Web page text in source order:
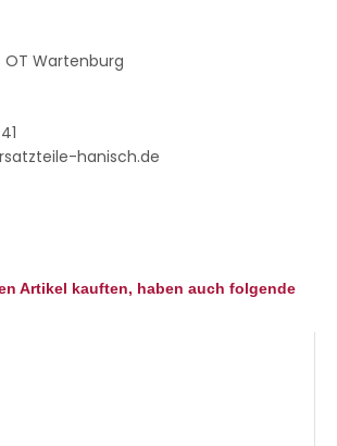
OT Wartenburg
hanisch.de
Artikel kauften, haben auch folgende